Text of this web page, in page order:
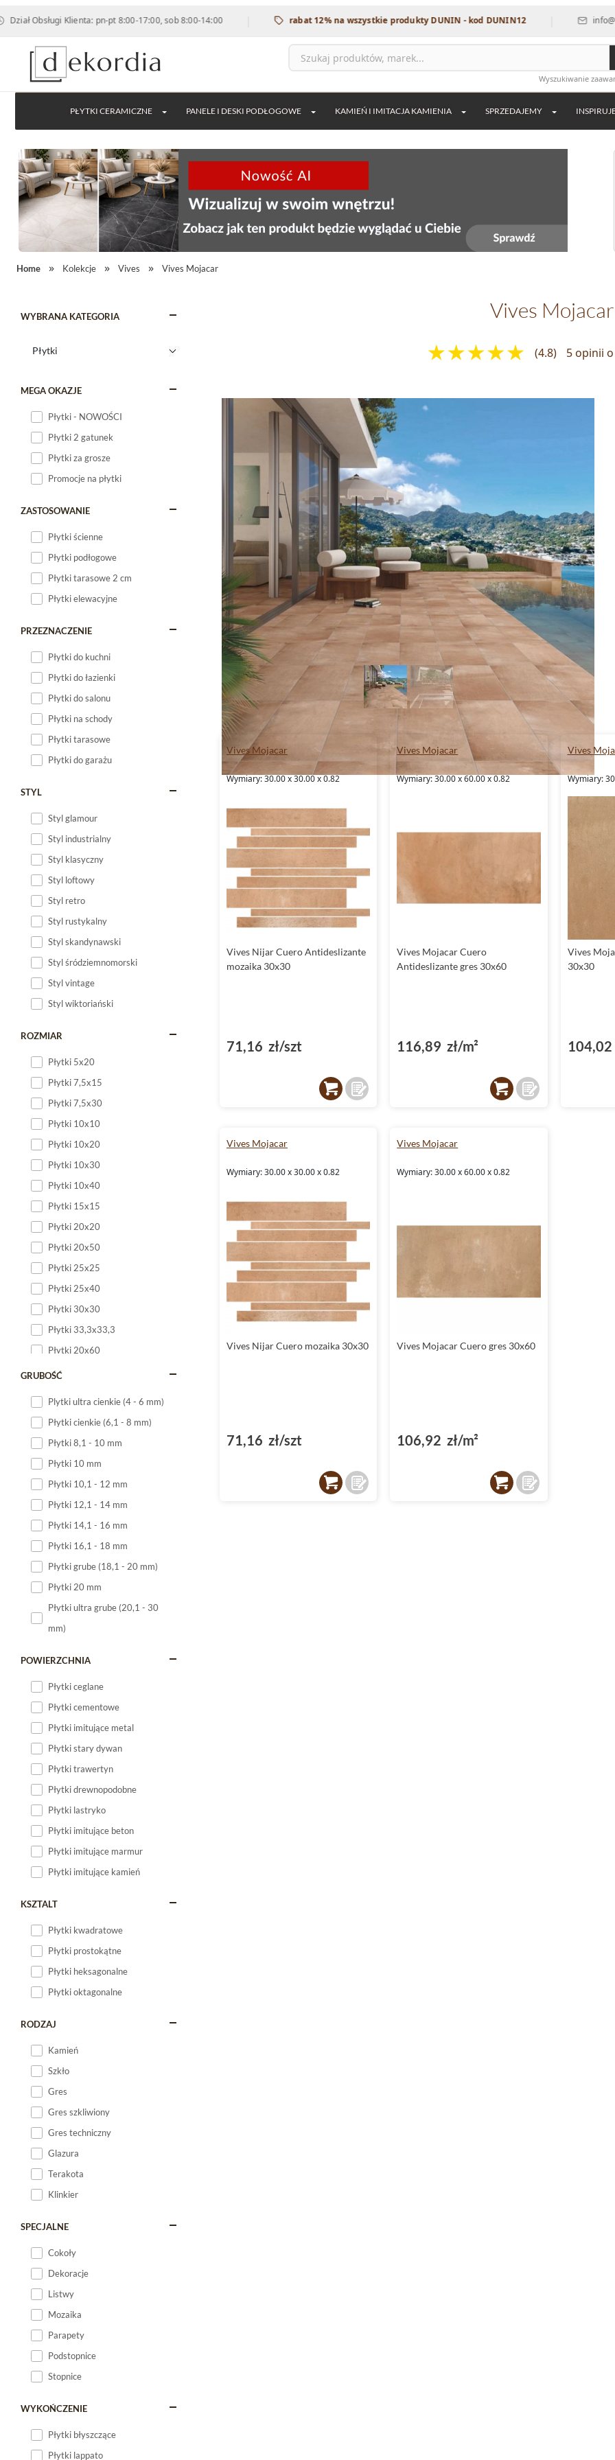
Klienta: pn-pt 8:00-17:00, sob 8:00-14:00 | rabat 12% na wszystkie produkty DUNIN - kod DUNIN12 |
Wyszukiwanie
PŁYTKI CERAMICZNE PANELE I DESKI PODŁOGOWE KAMIEŃ I IMITACJA KAMIENIA SPRZEDAJEMY
Home Kolekcje Vives Vives Mojacar
WYBRANA KATEGORIA
MEGA OKAZJE
Płytki - NOWOŚCI
Płytki 2 gatunek
Płytki za grosze
Promocje na płytki
ZASTOSOWANIE
Płytki ścienne
Płytki podłogowe
Płytki tarasowe 2 cm
Płytki elewacyjne
PRZEZNACZENIE
Płytki do kuchni
Płytki do łazienki
Płytki do salonu
Płytki na schody
Płytki tarasowe
Płytki do garażu
STYL
Styl glamour
Styl industrialny
Styl klasyczny
Styl loftowy
Styl retro
Styl rustykalny
Styl skandynawski
Styl śródziemnomorski
Styl vintage
Styl wiktoriański
ROZMIAR
Płytki 5x20
Płytki 7,5x15
Płytki 7,5x30
Płytki 10x10
Płytki 10x20
Płytki 10x30
Płytki 10x40
Płytki 15x15
Płytki 20x20
Płytki 20x50
Płytki 25x25
Płytki 25x40
Płytki 30x30
Płytki 33,3x33,3
Płytki 20x60
Płytki 20x120
Płytki małe
GRUBOŚĆ
Plytki ultra cienkie (4 - 6 mm)
Płytki cienkie (6,1 - 8 mm)
Płytki 8,1 - 10 mm
Płytki 10 mm
Płytki 10,1 - 12 mm
Płytki 12,1 - 14 mm
Płytki 14,1 - 16 mm
Płytki 16,1 - 18 mm
Płytki grube (18,1 - 20 mm)
Płytki 20 mm
Płytki ultra grube (20,1 - 30
mm)
POWIERZCHNIA
Płytki ceglane
Płytki cementowe
Płytki imitujące metal
Płytki stary dywan
Płytki trawertyn
Płytki drewnopodobne
Płytki lastryko
Płytki imitujące beton
Płytki imitujące marmur
Płytki imitujące kamień
KSZTALT
Płytki kwadratowe
Płytki prostokątne
Płytki heksagonalne
Płytki oktagonalne
RODZAJ
Kamień
Szkło
Gres
Gres szkliwiony
Gres techniczny
Glazura
Terakota
Klinkier
SPECJALNE
Cokoły
Dekoracje
Listwy
Mozaika
Parapety
Podstopnice
Stopnice
WYKOŃCZENIE
Płytki błyszczące
Płytki lappato
Vives Mojacar
(4.8) 5 opinii
Vives Mojacar
Wymiary: 30.00 x 30.00 x 0.82
Vives Nijar Cuero Antideslizante
mozaika 30x30
71,16 zł/szt
Vives Mojacar
Wymiary: 30.00 x 60.00 x 0.82
Vives Mojacar Cuero
Antideslizante gres 30x60
116,89 zł/m²
Vives
Wymiary:
Vives
30x30
104,02
Vives Mojacar
Wymiary: 30.00 x 30.00 x 0.82
Vives Nijar Cuero mozaika 30x30
71,16 zł/szt
Vives Mojacar
Wymiary: 30.00 x 60.00 x 0.82
Vives Mojacar Cuero gres 30x60
106,92 zł/m²